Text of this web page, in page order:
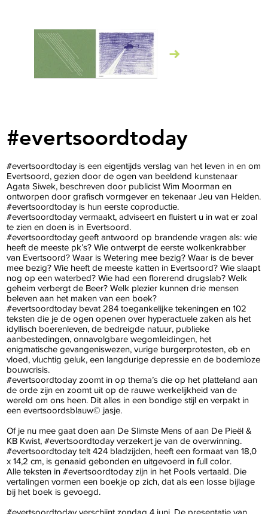
Click here
#evertsoordtoday
#evertsoordtoday is een eigentijds verslag van het leven in en om
Evertsoord, gezien door de ogen van beeldend kunstenaar
Agata Siwek, beschreven door publicist Wim Moorman en
ontworpen door grafisch vormgever en tekenaar Jeu van Helden.
#evertsoordtoday is hun eerste coproductie.
#evertsoordtoday vermaakt, adviseert en fluistert u in wat er zoal
te zien en doen is in Evertsoord.
#evertsoordtoday geeft antwoord op brandende vragen als: wie
heeft de meeste pk’s? Wie ontwerpt de eerste wolkenkrabber
van Evertsoord? Waar is Wetering mee bezig? Waar is de bever
mee bezig? Wie heeft de meeste katten in Evertsoord? Wie slaapt
nog op een waterbed? Wie had een florerend drugslab? Welk
geheim verbergt de Beer? Welk plezier kunnen drie mensen
beleven aan het maken van een boek?
#evertsoordtoday bevat 284 toegankelijke tekeningen en 102
teksten die je de ogen openen over hyperactuele zaken als het
idyllisch boerenleven, de bedreigde natuur, publieke
aanbestedingen, onnavolgbare wegomleidingen, het
enigmatische gevangeniswezen, vurige burgerprotesten, eb en
vloed, vluchtig geluk, een langdurige depressie en de bodemloze
bouwcrisis.
#evertsoordtoday zoomt in op thema’s die op het platteland aan
de orde zijn en zoomt uit op de rauwe werkelijkheid van de
wereld om ons heen. Dit alles in een bondige stijl en verpakt in
een evertsoordsblauw© jasje.
Of je nu mee gaat doen aan De Slimste Mens of aan De Pieël &
KB Kwist, #evertsoordtoday verzekert je van de overwinning.
#evertsoordtoday telt 424 bladzijden, heeft een formaat van 18,0
x 14,2 cm, is genaaid gebonden en uitgevoerd in full color.
Alle teksten in #evertsoordtoday zijn in het Pools vertaald. Die
vertalingen vormen een boekje op zich, dat als een losse bijlage
bij het boek is gevoegd.
#evertsoordtoday verschijnt zondag 4 juni. De presentatie van